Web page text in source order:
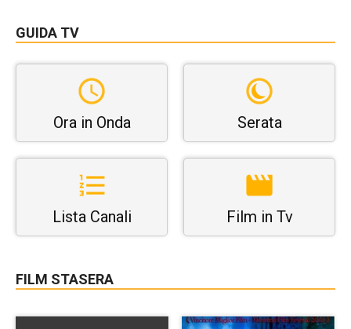
GUIDA TV
Ora in Onda Serata
Lista Canali Film in Tv
FILM STASERA